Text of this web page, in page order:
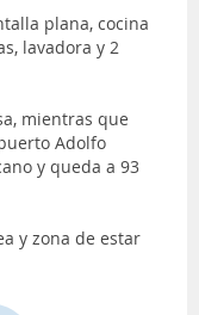
plana, cocina
lavadora y 2
mientras que
Adolfo
y queda a 93
y zona de estar